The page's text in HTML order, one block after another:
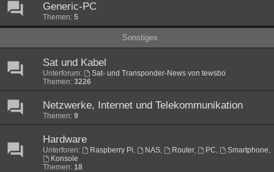
Generic-PC
Themen: 5
Sonstiges
Sat und Kabel
Unterforum:
Sat- und Transponder-News von tewsbo
Themen: 3226
Netzwerke, Internet und Telekommunikation
Themen: 9
Hardware
Unterforen: Raspberry Pi, NAS, Router, PC, Smartphone,
Konsole
Themen: 18